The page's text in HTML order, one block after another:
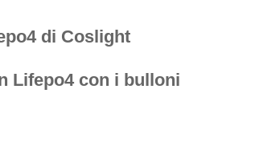
di Coslight
Lifepo4 con i bulloni